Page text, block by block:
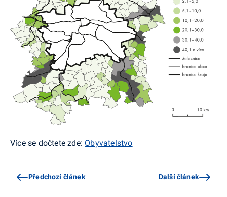
Více se dočtete zde: Obyvatelstvo
Předchozí článek Další článek